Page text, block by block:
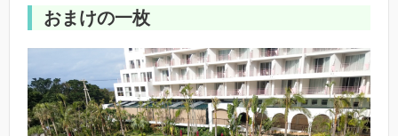
おまけの一枚